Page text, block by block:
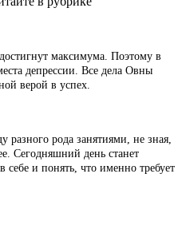
максимума. Поэтому в
депрессии. Все дела Овны
верой в успех.
разного рода занятиями, не зная,
Сегодняшний день станет
себе и понять, что именно требует